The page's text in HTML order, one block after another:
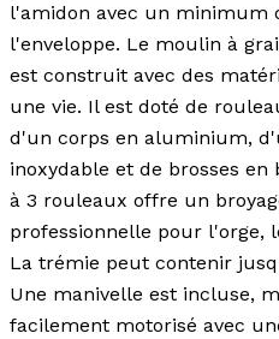
l'amidon avec un minimum
l'enveloppe. Le moulin à
est construit avec des
une vie. Il est doté de
d'un corps en aluminium,
inoxydable et de brosses
à 3 rouleaux offre un
professionnelle pour l'orge,
La trémie peut contenir
Une manivelle est incluse,
facilement motorisé avec